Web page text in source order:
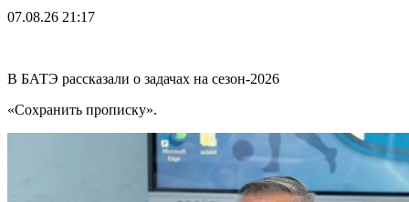
07.08.26 21:17
В БАТЭ рассказали о задачах на сезон-2026
«Сохранить прописку».